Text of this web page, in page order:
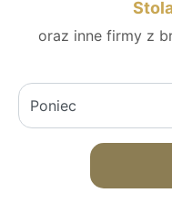
oraz inne firmy z